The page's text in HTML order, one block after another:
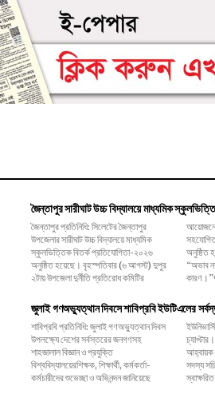
জৈন্তাপুর সারীঘাট উচ্চ বিদ্যালয়ে মাধ্যমিক
জৈন্তাপুর প্রতিনিধি: সিলেটের জৈন্তাপুর
উপজেলার সারীঘাট উচ্চ বিদ্যালয়ে মাধ্যমিক
স্কুলভিত্তিক বিতর্ক প্রতিযোগিতা-২০২৬
অনুষ্ঠিত হয়েছে। বৃহস্পতিবার (৬ আগস্ট) দুপুর
২টায় উপজেলা দুর্নীতি প্রতিরোধ কমিটির
আয়োজনে এবং দুর্নীতি দমন কমিশনের
সহযোগিতায় বিদ্যালয় প্রাঙ্গণে এ প্রতিযোগিতা
অনুষ্ঠিত হয়।এবারের বিতর্কের বিষয় ছিল—
“অভাব নয়, সীমাহীন লোভই দুর্নীতির প্রধান
জুলাই গণঅভ্যুত্থান দিবসে শাবিপ্রবি ইউটিএলের
শাবিপ্রবি প্রতিনিধি: জুলাই গণঅভ্যুত্থান দিবস
উপলক্ষ্যে দেশের সর্বস্তরের জনগণসহ
শাহজালাল বিজ্ঞান ও প্রযুক্তি
বিশ্ববিদ্যালয়েরশিক্ষক, শিক্ষার্থী, কর্মকর্তা-
কর্মচারীদের শুভেচ্ছা ও অভিনন্দন জানিয়েছে
ইউনিভার্সিটি টিচার্স লিংক (ইউটিএল), সাস্ট
চ্যাপ্টার। বুধবার ( ৫ আগস্ট) সংগঠনটির
আহ্বায়ক অধ্যাপক ড. আব্দুল্লাহ আল মামুন এবং
সদস্য সচিব অধ্যাপক ড. জামাল উদ্দীনের